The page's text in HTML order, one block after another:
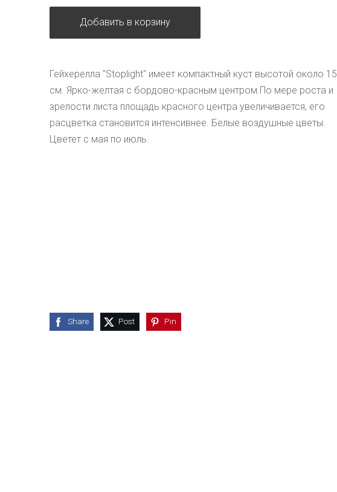
Добавить в корзину
Гейхерелла "Stoplight" имеет компактный куст высотой около 15
см. Ярко-желтая с бордово-красным центром.По мере роста и
зрелости листа площадь красного центра увеличивается, его
расцветка становится интенсивнее. Белые воздушные цветы.
Цветет с мая по июль.
Share Post Pin